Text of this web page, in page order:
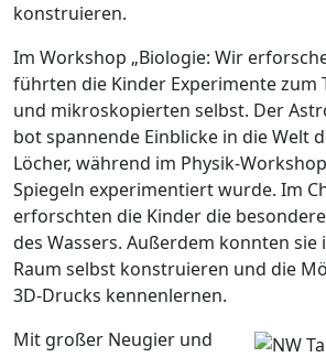
konstruieren.
Im Workshop „Biologie: Wir
führten die Kinder Experimente zum
und mikroskopierten selbst. Der
bot spannende Einblicke in die Welt
Löcher, während im Physik-
Spiegeln experimentiert wurde. Im
erforschten die Kinder die
des Wassers. Außerdem konnten sie
Raum selbst konstruieren und die
3D-Drucks kennenlernen.
Mit großer Neugier und